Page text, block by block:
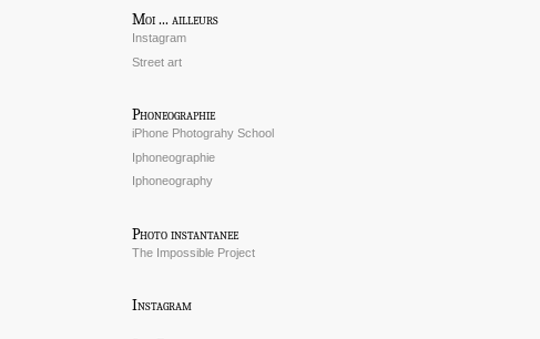
Moi ... ailleurs
Instagram
Street art
Phoneographie
iPhone Photograhy School
Iphoneographie
Iphoneography
Photo instantanee
The Impossible Project
Instagram